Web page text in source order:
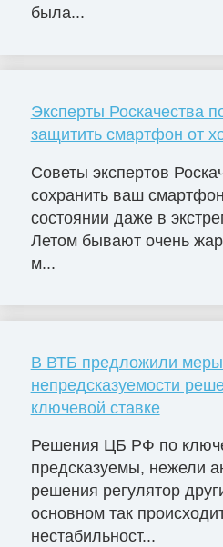
была...
Эксперты Роскачества
защитить смартфон от
Советы экспертов
сохранить ваш
состоянии даже в
Летом бывают очень
м...
В ВТБ предложили меры
непредсказуемости
ключевой ставке
Решения ЦБ РФ по
предсказуемы, нежели
решения регулятор
основном так
нестабильност...